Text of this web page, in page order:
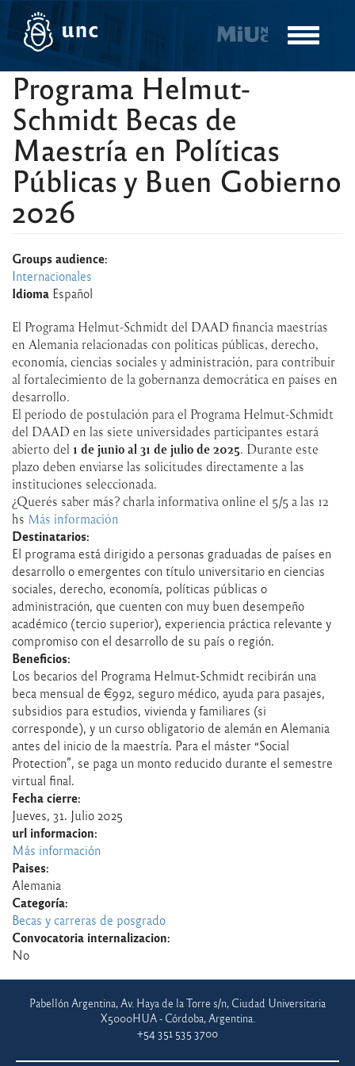
Pasar
contenido
Toggle
Programa Helmut-
Schmidt Becas de
Maestría en Políticas
Públicas y Buen Gobierno
2026
Groups audience:
Internacionales
Idioma Español
El Programa Helmut-Schmidt del DAAD financia maestrías
en Alemania relacionadas con políticas públicas, derecho,
economía, ciencias sociales y administración, para contribuir
al fortalecimiento de la gobernanza democrática en países en
desarrollo.
El período de postulación para el Programa Helmut-Schmidt
del DAAD en las siete universidades participantes estará
abierto del 1 de junio al 31 de julio de 2025. Durante este
plazo deben enviarse las solicitudes directamente a las
instituciones seleccionada.
¿Querés saber más? charla informativa online el 5/5 a las 12
hs Más información
Destinatarios:
El programa está dirigido a personas graduadas de países en
desarrollo o emergentes con título universitario en ciencias
sociales, derecho, economía, políticas públicas o
administración, que cuenten con muy buen desempeño
académico (tercio superior), experiencia práctica relevante y
compromiso con el desarrollo de su país o región.
Beneficios:
Los becarios del Programa Helmut-Schmidt recibirán una
beca mensual de €992, seguro médico, ayuda para pasajes,
subsidios para estudios, vivienda y familiares (si
corresponde), y un curso obligatorio de alemán en Alemania
antes del inicio de la maestría. Para el máster “Social
Protection”, se paga un monto reducido durante el semestre
virtual final.
Fecha cierre:
Jueves, 31. Julio 2025
url informacion:
Más información
Paises:
Alemania
Categoría:
Becas y carreras de posgrado
Convocatoria internalizacion:
No
Pabellón Argentina, Av. Haya de la Torre s/n, Ciudad Universitaria
X5000HUA - Córdoba, Argentina.
+54 351 535 3700